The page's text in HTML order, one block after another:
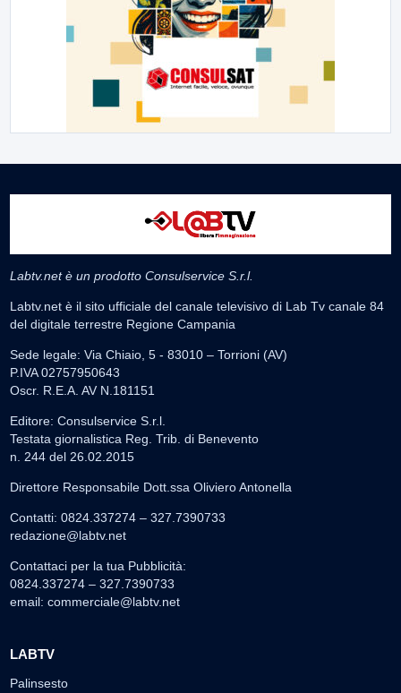
Labtv.net è un prodotto Consulservice S.r.l.
Labtv.net è il sito ufficiale del canale televisivo di Lab Tv canale 84
del digitale terrestre Regione Campania
Sede legale: Via Chiaio, 5 - 83010 – Torrioni (AV)
P.IVA 02757950643
Oscr. R.E.A. AV N.181151
Editore: Consulservice S.r.l.
Testata giornalistica Reg. Trib. di Benevento
n. 244 del 26.02.2015
Direttore Responsabile Dott.ssa Oliviero Antonella
Contatti: 0824.337274 – 327.7390733
redazione@labtv.net
Contattaci per la tua Pubblicità:
0824.337274 – 327.7390733
email: commerciale@labtv.net
LABTV
Palinsesto